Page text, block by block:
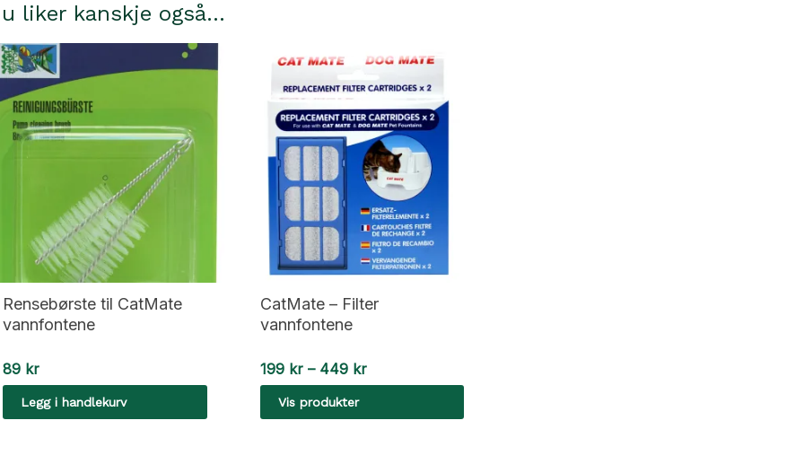
liker kanskje også…
Rensebørste til CatMate
vannfontene
89 kr
Legg i handlekurv
CatMate – Filter
vannfontene
199 kr – 449 krPrisområde:
199 kr
449 kr
Vis produkter